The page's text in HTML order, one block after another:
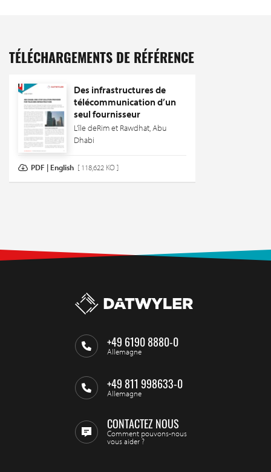
TÉLÉCHARGEMENTS DE RÉFÉRENCE
Des infrastructures de
télécommunication d’un
seul fournisseur
L'île deRim et Rawdhat, Abu
Dhabi
PDF | English [ 118,622 KO ]
+49 6190 8880-0
Allemagne
+49 811 998633-0
Allemagne
CONTACTEZ NOUS
Comment pouvons-nous
vous aider ?